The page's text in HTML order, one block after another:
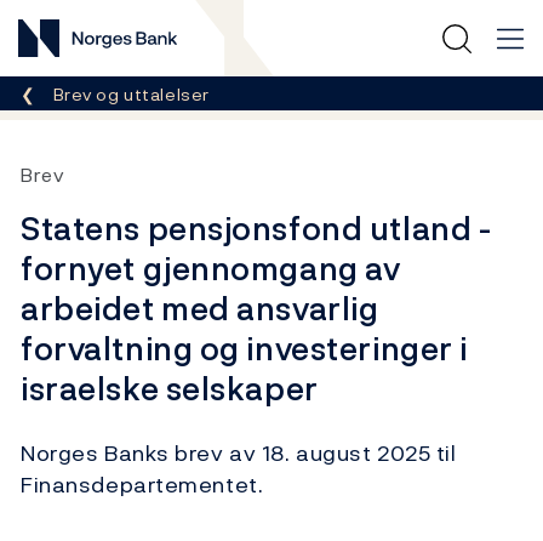
Norges Bank
Her er du nå:
Brev og uttalelser
Brev
Statens pensjonsfond utland -
fornyet gjennomgang av
arbeidet med ansvarlig
forvaltning og investeringer i
israelske selskaper
Norges Banks brev av 18. august 2025 til
Finansdepartementet.